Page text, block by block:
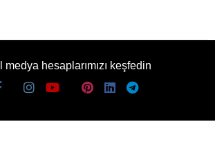
medya hesaplarımızı keşfedin